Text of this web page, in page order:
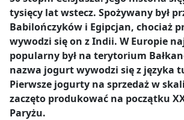
tysięcy lat wstecz. Spożywany był
Babilończyków i Egipcjan, chociaż
wywodzi się on z Indii. W Europie
popularny był na terytorium
nazwa jogurt wywodzi się z języka
Pierwsze jogurty na sprzedaż w
zaczęto produkować na początku
Paryżu.